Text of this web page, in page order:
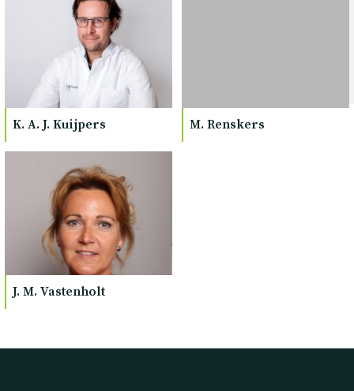
K. A. J. Kuijpers M. Renskers
J. M. Vastenholt